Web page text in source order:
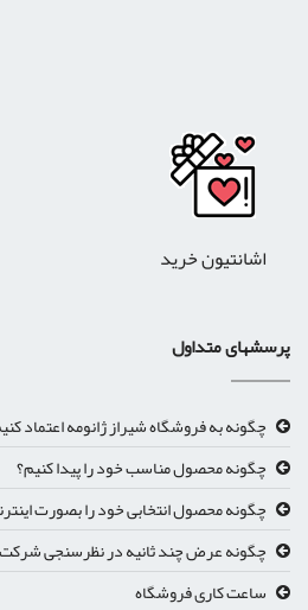
اشانتیون خرید
پرسشهای متداول
چگونه به فروشگاه شیراز ژانومه اعتماد
چگونه محصول مناسب خود را پیدا کنیم؟
چگونه محصول انتخابی خود را بصورت
چگونه عرض چند ثانیه در نظرسنجی شرکت
ساعت کاری فروشگاه